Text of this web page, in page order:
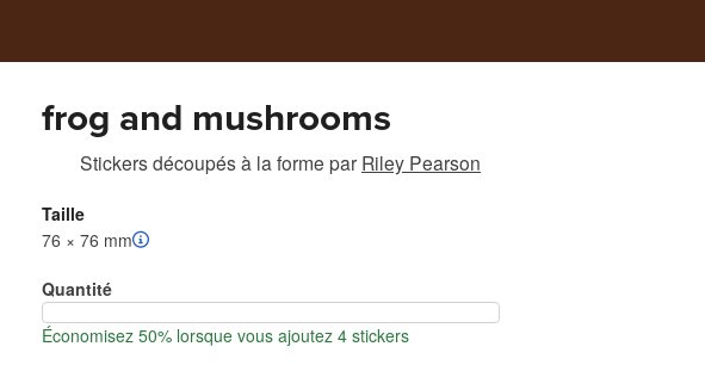
frog and mushrooms
Stickers découpés à la forme par Riley Pearson
Taille
76 × 76 mm
Quantité
Économisez 50% lorsque vous ajoutez 4 stickers